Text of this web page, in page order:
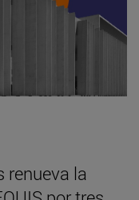
renueva la